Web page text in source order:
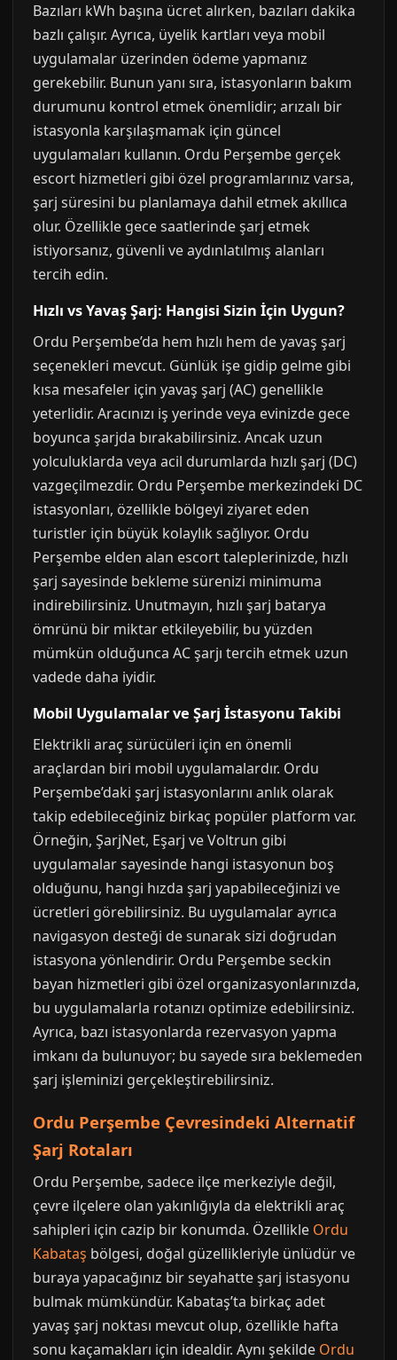
Bazıları kWh başına ücret alırken, bazıları dakika
bazlı çalışır. Ayrıca, üyelik kartları veya mobil
uygulamalar üzerinden ödeme yapmanız
gerekebilir. Bunun yanı sıra, istasyonların bakım
durumunu kontrol etmek önemlidir; arızalı bir
istasyonla karşılaşmamak için güncel
uygulamaları kullanın. Ordu Perşembe gerçek
escort hizmetleri gibi özel programlarınız varsa,
şarj süresini bu planlamaya dahil etmek akıllıca
olur. Özellikle gece saatlerinde şarj etmek
istiyorsanız, güvenli ve aydınlatılmış alanları
tercih edin.
Hızlı vs Yavaş Şarj: Hangisi Sizin İçin Uygun?
Ordu Perşembe’da hem hızlı hem de yavaş şarj
seçenekleri mevcut. Günlük işe gidip gelme gibi
kısa mesafeler için yavaş şarj (AC) genellikle
yeterlidir. Aracınızı iş yerinde veya evinizde gece
boyunca şarjda bırakabilirsiniz. Ancak uzun
yolculuklarda veya acil durumlarda hızlı şarj (DC)
vazgeçilmezdir. Ordu Perşembe merkezindeki DC
istasyonları, özellikle bölgeyi ziyaret eden
turistler için büyük kolaylık sağlıyor. Ordu
Perşembe elden alan escort taleplerinizde, hızlı
şarj sayesinde bekleme sürenizi minimuma
indirebilirsiniz. Unutmayın, hızlı şarj batarya
ömrünü bir miktar etkileyebilir, bu yüzden
mümkün olduğunca AC şarjı tercih etmek uzun
vadede daha iyidir.
Mobil Uygulamalar ve Şarj İstasyonu Takibi
Elektrikli araç sürücüleri için en önemli
araçlardan biri mobil uygulamalardır. Ordu
Perşembe’daki şarj istasyonlarını anlık olarak
takip edebileceğiniz birkaç popüler platform var.
Örneğin, ŞarjNet, Eşarj ve Voltrun gibi
uygulamalar sayesinde hangi istasyonun boş
olduğunu, hangi hızda şarj yapabileceğinizi ve
ücretleri görebilirsiniz. Bu uygulamalar ayrıca
navigasyon desteği de sunarak sizi doğrudan
istasyona yönlendirir. Ordu Perşembe seckin
bayan hizmetleri gibi özel organizasyonlarınızda,
bu uygulamalarla rotanızı optimize edebilirsiniz.
Ayrıca, bazı istasyonlarda rezervasyon yapma
imkanı da bulunuyor; bu sayede sıra beklemeden
şarj işleminizi gerçekleştirebilirsiniz.
Ordu Perşembe Çevresindeki Alternatif
Şarj Rotaları
Ordu Perşembe, sadece ilçe merkeziyle değil,
çevre ilçelere olan yakınlığıyla da elektrikli araç
sahipleri için cazip bir konumda. Özellikle Ordu
Kabataş bölgesi, doğal güzellikleriyle ünlüdür ve
buraya yapacağınız bir seyahatte şarj istasyonu
bulmak mümkündür. Kabataş’ta birkaç adet
yavaş şarj noktası mevcut olup, özellikle hafta
sonu kaçamakları için idealdir. Aynı şekilde Ordu